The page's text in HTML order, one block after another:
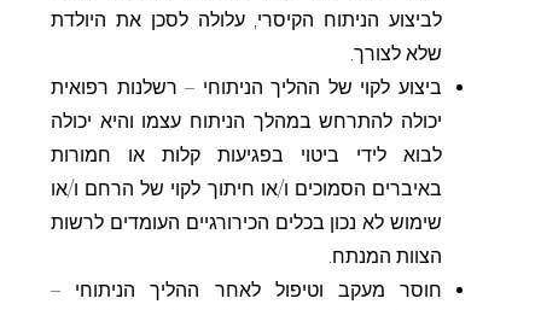
לביצוע הניתוח הקיסרי, עלולה לסכן את היולדת
שלא לצורך.
ביצוע לקוי של ההליך הניתוחי – רשלנות רפואית
יכולה להתרחש במהלך הניתוח עצמו והיא יכולה
לבוא לידי ביטוי בפגיעות קלות או חמורות
באיברים הסמוכים ו/או חיתוך לקוי של הרחם ו/או
שימוש לא נכון בכלים הכירורגיים העומדים לרשות
הצוות המנתח.
חוסר מעקב וטיפול לאחר ההליך הניתוחי –